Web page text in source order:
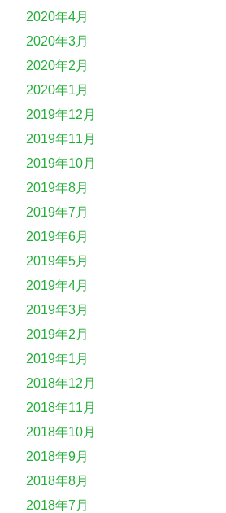
2020年4月
2020年3月
2020年2月
2020年1月
2019年12月
2019年11月
2019年10月
2019年8月
2019年7月
2019年6月
2019年5月
2019年4月
2019年3月
2019年2月
2019年1月
2018年12月
2018年11月
2018年10月
2018年9月
2018年8月
2018年7月